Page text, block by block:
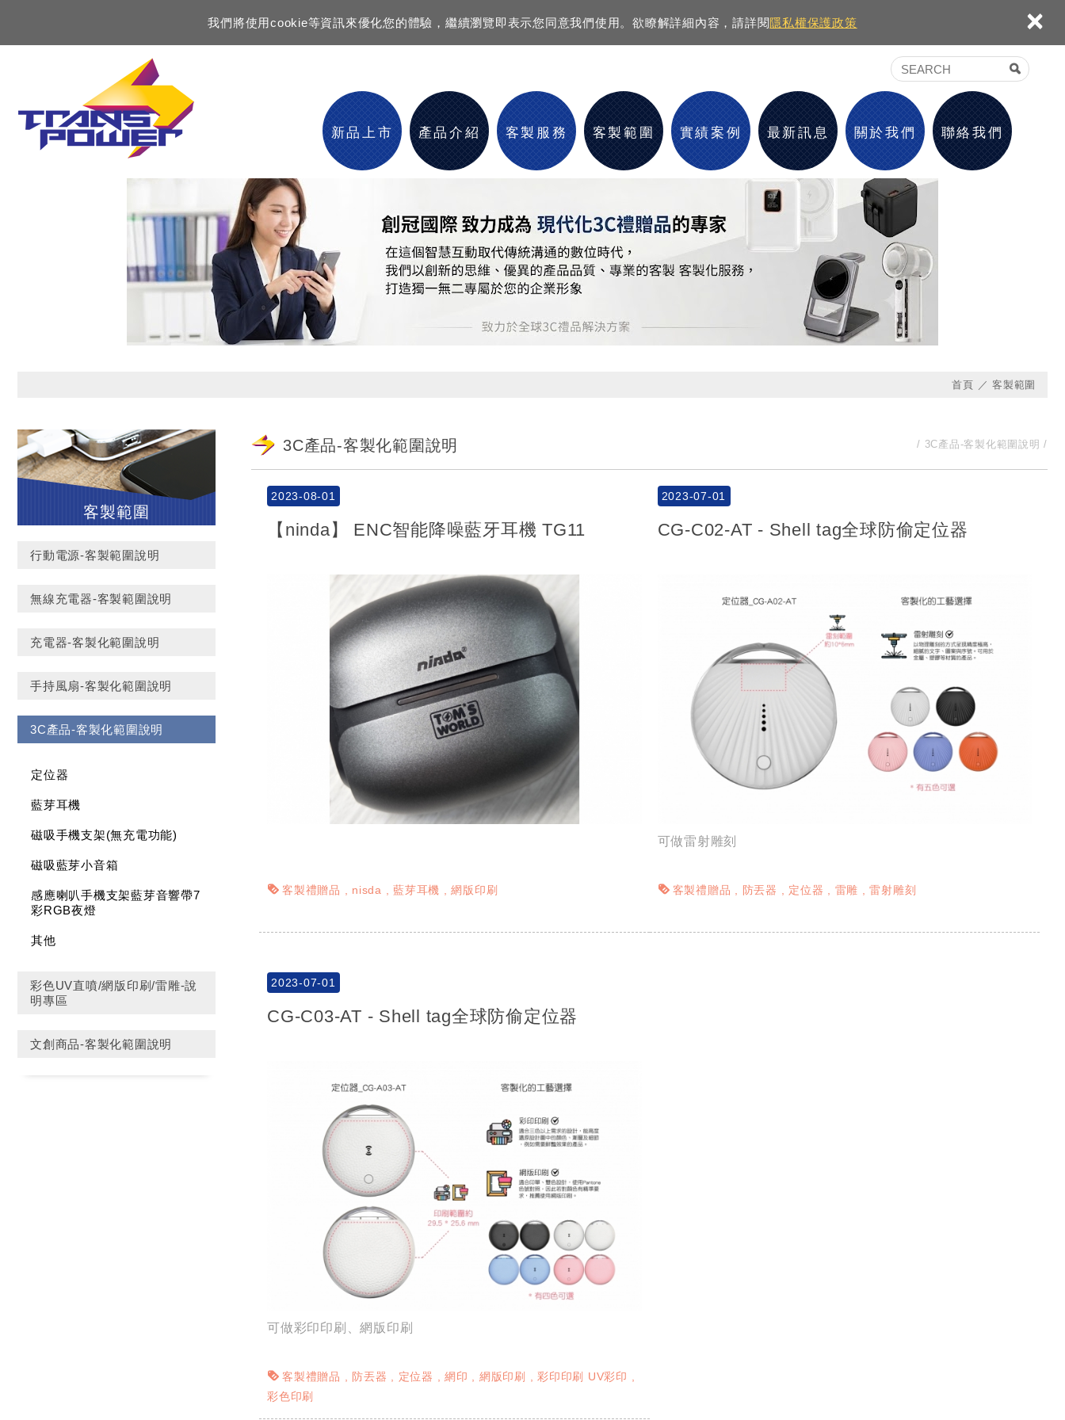
我們將使用cookie等資訊來優化您的體驗，繼續瀏覽即表示您同意我們使用。欲瞭解詳細內容，請詳閱隱私權保護政策 ×
新品上市 產品介紹 客製服務 客製範圍 實績案例 最新訊息 關於我們 聯絡我們
首頁 客製範圍
客製範圍
行動電源-客製範圍說明
無線充電器-客製範圍說明
充電器-客製化範圍說明
手持風扇-客製化範圍說明
3C產品-客製化範圍說明
定位器
藍芽耳機
磁吸手機支架(無充電功能)
磁吸藍芽小音箱
感應喇叭手機支架藍芽音響帶7
彩RGB夜燈
其他
彩色UV直噴/網版印刷/雷雕-說
明專區
文創商品-客製化範圍說明
3C產品-客製化範圍說明
3C產品-客製化範圍說明
2023-08-01
【ninda】 ENC智能降噪藍牙耳機 TG11
客製禮贈品 nisda 藍芽耳機 網版印刷
2023-07-01
CG-C02-AT - Shell tag全球防偷定位器
可做雷射雕刻
客製禮贈品 防丟器 定位器 雷雕 雷射雕刻
2023-07-01
CG-C03-AT - Shell tag全球防偷定位器
可做彩印印刷、網版印刷
客製禮贈品 防丟器 定位器 網印 網版印刷
彩印印刷 UV彩印
彩色印刷